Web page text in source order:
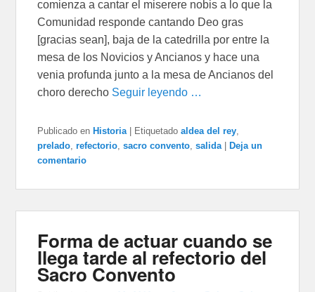
comienza a cantar el miserere nobis a lo que la
Comunidad responde cantando Deo gras
[gracias sean], baja de la catedrilla por entre la
mesa de los Novicios y Ancianos y hace una
venia profunda junto a la mesa de Ancianos del
choro derecho Seguir leyendo …
Publicado en Historia Etiquetado aldea del rey,
prelado,refectorio,sacro convento,salida
Deja un
comentario
Forma de actuar cuando se
llega tarde al refectorio del
Sacro Convento